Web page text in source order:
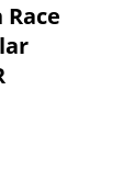
Race